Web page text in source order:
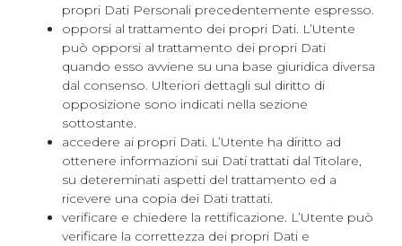
propri Dati Personali precedentemente espresso.
opporsi al trattamento dei propri Dati. L’Utente
può opporsi al trattamento dei propri Dati
quando esso avviene su una base giuridica diversa
dal consenso. Ulteriori dettagli sul diritto di
opposizione sono indicati nella sezione
sottostante.
accedere ai propri Dati. L’Utente ha diritto ad
ottenere informazioni sui Dati trattati dal Titolare,
su detereminati aspetti del trattamento ed a
ricevere una copia dei Dati trattati.
verificare e chiedere la rettificazione. L’Utente può
verificare la correttezza dei propri Dati e